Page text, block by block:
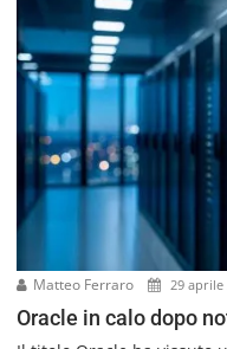
Matteo Ferraro 29 aprile
Oracle in calo dopo